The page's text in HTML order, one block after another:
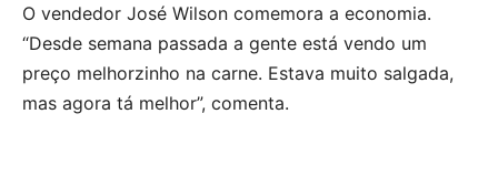
O vendedor José Wilson comemora a economia.
“Desde semana passada a gente está vendo um
preço melhorzinho na carne. Estava muito salgada,
mas agora tá melhor”, comenta.